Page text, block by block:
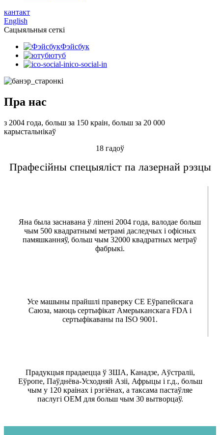
кантакт
English
Сацыяльныя сеткі
Фэйсбук
ютуб
ico-social-in
Пра нас
з 2004 года, больш за 150 краін, больш за 20 000
карыстальнікаў
18 гадоў
Прафесійны спецыяліст па лазернай рэзцы
Яна была заснавана ў ліпені 2004 года, валодае больш
чым 500 квадратнымі метрамі даследчых і офісных
памяшканняў, больш чым 32000 квадратных метраў
фабрыкі.
Усе машыны прайшлі праверку CE Еўрапейскага
Саюза, маюць сертыфікат Амерыканскага FDA і
сертыфікаваны па ISO 9001.
Прадукцыя прадаецца ў ЗША, Канадзе, Аўстраліі,
Еўропе, Паўднёва-Усходняй Азіі, Афрыцы і г.д., больш
чым у 120 краінах і рэгіёнах, а таксама пастаўляе
паслугі OEM для больш чым 30 вытворцаў.